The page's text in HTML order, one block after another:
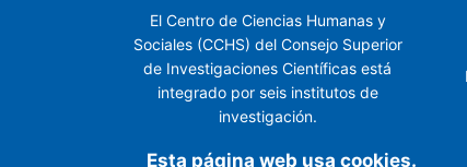
El Centro de Ciencias Humanas y
Sociales (CCHS) del Consejo Superior
de Investigaciones Científicas está
integrado por seis institutos de
investigación.
Esta página web usa cookies.